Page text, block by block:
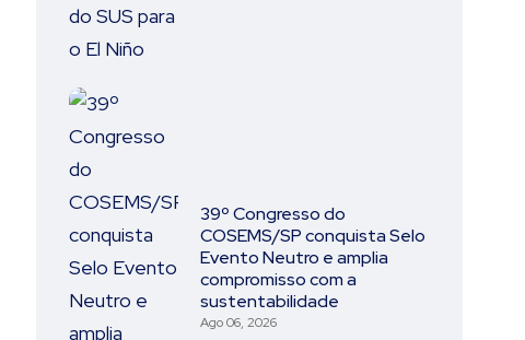
39º Congresso do
COSEMS/SP conquista Selo
Evento Neutro e amplia
compromisso com a
sustentabilidade
Ago 06, 2026